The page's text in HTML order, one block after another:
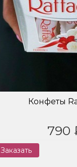
Конфеты
790
Заказать